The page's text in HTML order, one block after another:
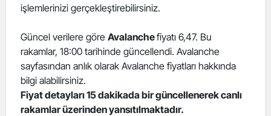
Erzurum
işlemlerinizi gerçekleştirebilirsiniz.
Güncel verilere göre Avalanchefiyatı 6,47. Bu
rakamlar, 18:00 tarihinde güncellendi. Avalanche
sayfasından anlık olarak Avalanche fiyatları hakkında
bilgi alabilirsiniz.
Fiyat detayları 15 dakikada bir güncellenerek canlı
rakamlar üzerinden yansıtılmaktadır.